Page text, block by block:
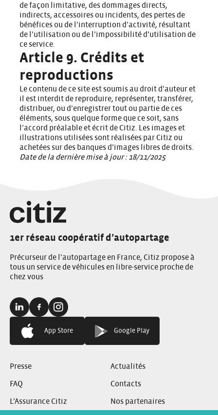
de façon limitative, des dommages directs,
indirects, accessoires ou incidents, des pertes de
bénéfices ou de l’interruption d’activité, résultant
de l’utilisation ou de l’impossibilité d’utilisation de
ce service.
Article 9. Crédits et
reproductions
Le contenu de ce site est soumis au droit d’auteur et
il est interdit de reproduire, représenter, transférer,
distribuer, ou d’enregistrer tout ou partie de ces
éléments, sous quelque forme que ce soit, sans
l’accord préalable et écrit de Citiz. Les images et
illustrations utilisées sont réalisées par Citiz ou
achetées sur des banques d’images libres de droits.
Date de la dernière mise à jour : 18/11/2025
1er réseau coopératif d’autopartage
Précurseur de l’autopartage en France, Citiz propose à
tous un service de véhicules en libre-service proche de
chez vous
Linkedin:Facebook:Instagram:
App Store Google Play
Presse
FAQ
L’Assurance Citiz
Actualités
Contacts
Nos partenaires